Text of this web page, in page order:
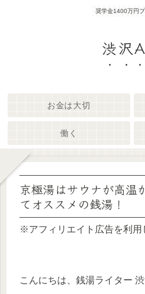
奨学金1400万円
渋沢
お金は大切
働く
京極湯はサウナが高温
てオススメの銭湯！
※アフィリエイト広告を利用
こんにちは、銭湯ライター 渋